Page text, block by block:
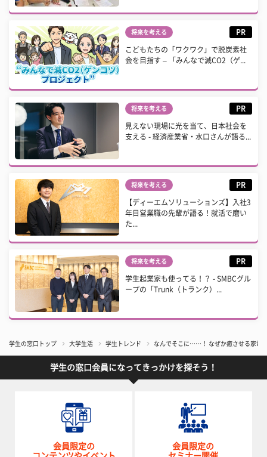
将来を考える PR
こどもたちの「ワクワク」で脱炭素社
会を目指す – 「みんなで減CO2（ゲ...
将来を考える PR
見えない現場に光を当て、日本社会を
支える - 経済産業省・水口さんが語る...
将来を考える PR
【ディーエムソリューションズ】入社3
年目営業職の先輩が語る！就活で磨い
た...
将来を考える PR
学生起業家も使ってる！？ - SMBCグル
ープの「Trunk（トランク）...
学生の窓口トップ 大学生活 学生トレンド なんでそこに……！ なぜか癒させる家電
学生の窓口会員になってきっかけを探そう！
会員限定の
会員限定の